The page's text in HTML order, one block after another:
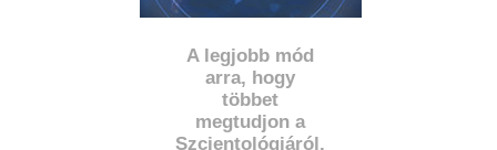
A legjobb mód
arra, hogy
többet
megtudjon a
Szcientológiáról,